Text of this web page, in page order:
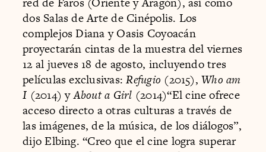
dos Salas de Arte de Cinépolis. Los
complejos Diana y Oasis Coyoacán
proyectarán cintas de la muestra del viernes
12 al jueves 18 de agosto, incluyendo tres
películas exclusivas:Refugio (2015),Who am
I (2014) yAbout a Girl (2014)“El cine ofrece
acceso directo a otras culturas a través de
las imágenes, de la música, de los diálogos”,
dijo Elbing. “Creo que el cine logra superar